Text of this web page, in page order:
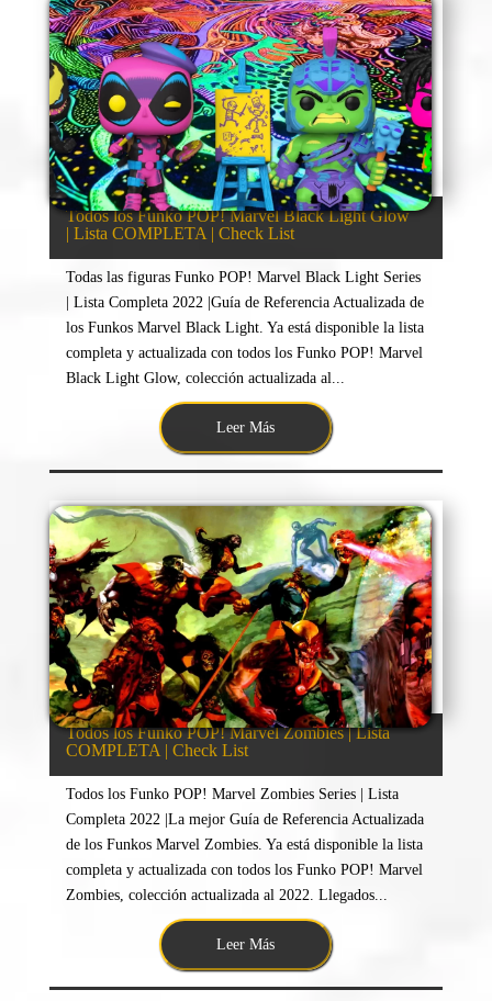
Todos los Funko POP! Marvel Black Light Glow
| Lista COMPLETA | Check List
Todas las figuras Funko POP! Marvel Black Light Series
| Lista Completa 2022 |Guía de Referencia Actualizada de
los Funkos Marvel Black Light. Ya está disponible la lista
completa y actualizada con todos los Funko POP! Marvel
Black Light Glow, colección actualizada al...
Leer Más
Todos los Funko POP! Marvel Zombies | Lista
COMPLETA | Check List
Todos los Funko POP! Marvel Zombies Series | Lista
Completa 2022 |La mejor Guía de Referencia Actualizada
de los Funkos Marvel Zombies. Ya está disponible la lista
completa y actualizada con todos los Funko POP! Marvel
Zombies, colección actualizada al 2022. Llegados...
Leer Más